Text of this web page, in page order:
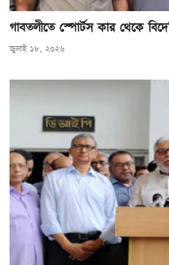
গাবতলীতে স্পোর্টস কার থেকে
জুলাই ১৮, ২০২৬